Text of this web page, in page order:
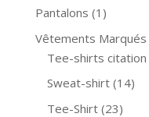
Pantalons (1)
Vêtements Marqués
Tee-shirts citation
Sweat-shirt (14)
Tee-Shirt (23)